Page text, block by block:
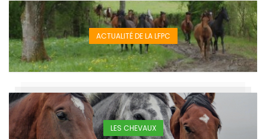
ACTUALITÉ DE LA LFPC
LES CHEVAUX